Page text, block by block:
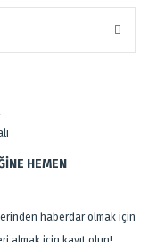
HEMEN
haberdar olmak için